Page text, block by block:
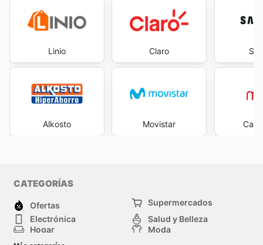
Linio
Alkosto
Claro
Movistar
CATEGORÍAS
Ofertas
Supermercados
Electrónica
Salud y Belleza
Hogar
Moda
Herramientas y jardinería